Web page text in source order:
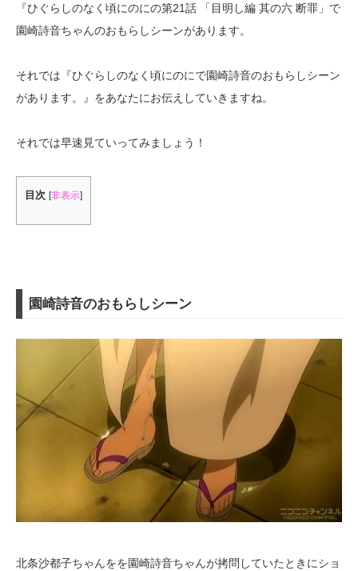
『ひぐらしのなく頃にのにの第21話 「目明し編 其の六 断罪」で
園崎詩音ちゃんのおもらしシーンがあります。
それでは『ひぐらしのなく頃にのにで園崎詩音のおもらしシーン
があります。』をあなたにお伝えしていきますね。
それでは早速見ていってみましょう！
目次 [非表示]
園崎詩音のおもらしシーン
北条沙都子ちゃんをを園崎詩音ちゃんが拷問していたときにショ